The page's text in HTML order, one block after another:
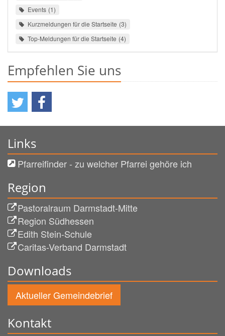
Events 1
Kurzmeldungen für die Startseite 3
Top-Meldungen für die Startseite 4
Empfehlen Sie uns
Links
Pfarreifinder - zu welcher Pfarrei gehöre ich
Region
Pastoralraum Darmstadt-Mitte
Region Südhessen
Edith Stein-Schule
Caritas-Verband Darmstadt
Downloads
Aktueller Gemeindebrief
Kontakt